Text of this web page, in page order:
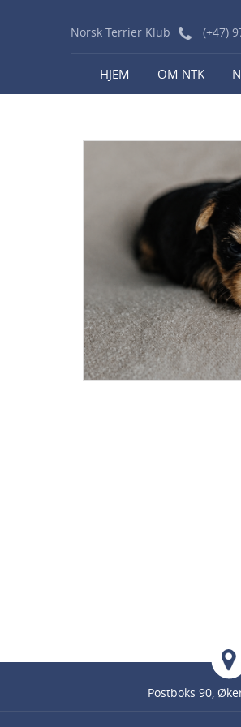
Norsk Terrier Klub (+47)
HJEM OM NTK
Postboks 90,